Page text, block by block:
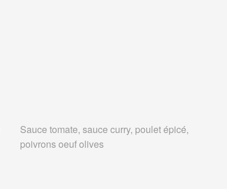
Sauce tomate, sauce curry, poulet épicé,
poivrons oeuf olives